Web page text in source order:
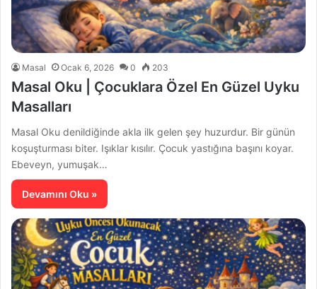
Masal Ocak 6, 2026 0 203
Masal Oku | Çocuklara Özel En Güzel Uyku
Masalları
Masal Oku denildiğinde akla ilk gelen şey huzurdur. Bir günün
koşuşturması biter. Işıklar kısılır. Çocuk yastığına başını koyar.
Ebeveyn, yumuşak…
Devamını Oku »